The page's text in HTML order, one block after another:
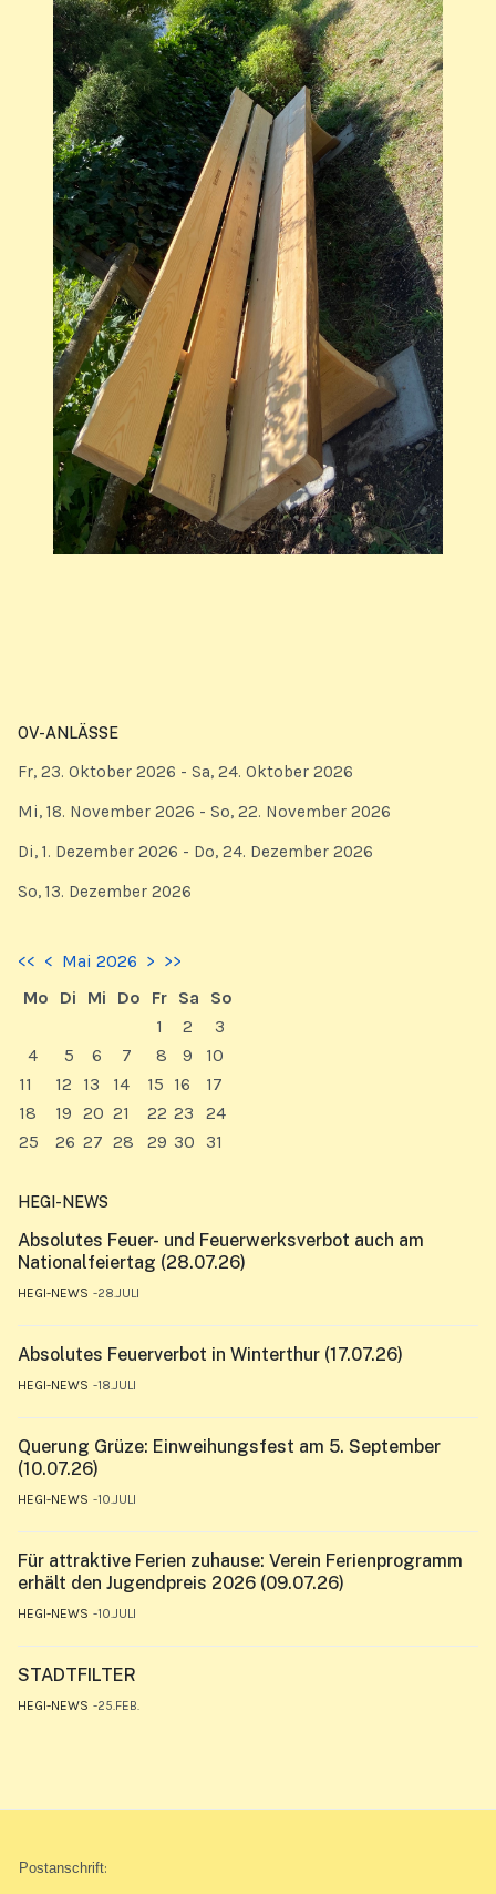
OV-ANLÄSSE
Fr, 23. Oktober 2026 - Sa, 24. Oktober 2026
Mi, 18. November 2026 - So, 22. November 2026
Di, 1. Dezember 2026 - Do, 24. Dezember 2026
So, 13. Dezember 2026
<< < Mai 2026 > >>
Mo
Di Mi Do Fr Sa
So
1
2
3
4
5 6 7 8 9
10
11
12 13 14 15 16
17
18
19 20 21 22 23
24
25
26 27 28 29 30 31
HEGI-NEWS
Absolutes Feuer- und Feuerwerksverbot auch am
Nationalfeiertag (28.07.26)
HEGI-NEWS 28.JULI
Absolutes Feuerverbot in Winterthur (17.07.26)
HEGI-NEWS 18.JULI
Querung Grüze: Einweihungsfest am 5. September
(10.07.26)
HEGI-NEWS 10.JULI
Für attraktive Ferien zuhause: Verein Ferienprogramm
erhält den Jugendpreis 2026 (09.07.26)
HEGI-NEWS 10.JULI
STADTFILTER
HEGI-NEWS 25.FEB.
Postanschrift: